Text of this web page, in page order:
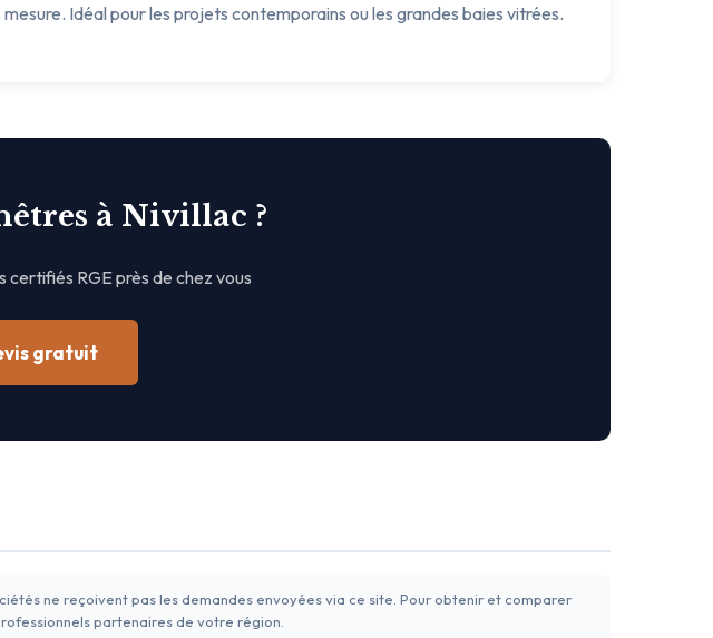
mesure. Idéal pour les projets contemporains ou les grandes baies vitrées.
à Nivillac ?
RGE près de chez vous
gratuit
ne reçoivent pas les demandes envoyées via ce site. Pour obtenir et comparer
partenaires de votre région.